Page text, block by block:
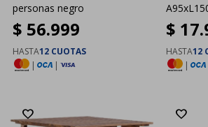
personas negro
$ 56.999
HASTA12 CUOTAS
|
|
$
HASTA12
|